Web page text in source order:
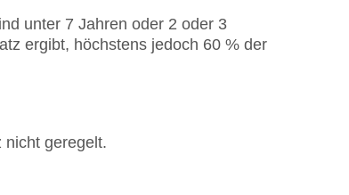
unter 7 Jahren oder 2 oder 3
ergibt, höchstens jedoch 60 % der
nicht geregelt.